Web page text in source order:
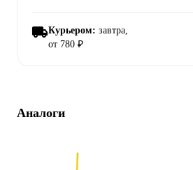
Курьером: завтра,
от 780 ₽
Аналоги